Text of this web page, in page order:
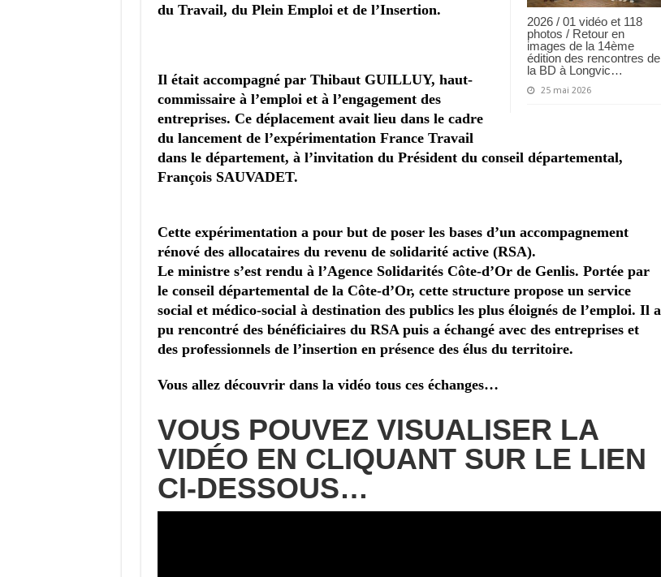
2026 / 01 vidéo et 118
photos / Retour en
images de la 14ème
édition des rencontres de
la BD à Longvic…
25 mai 2026
du Travail, du Plein Emploi et de l’Insertion.
Il était accompagné par Thibaut GUILLUY, haut-
commissaire à l’emploi et à l’engagement des
entreprises. Ce déplacement avait lieu dans le cadre
du lancement de l’expérimentation France Travail
dans le département, à l’invitation du Président du conseil départemental,
François SAUVADET.
Cette expérimentation a pour but de poser les bases d’un accompagnement
rénové des allocataires du revenu de solidarité active (RSA).
Le ministre s’est rendu à l’Agence Solidarités Côte-d’Or de Genlis. Portée par
le conseil départemental de la Côte-d’Or, cette structure propose un service
social et médico-social à destination des publics les plus éloignés de l’emploi. Il a
pu rencontré des bénéficiaires du RSA puis a échangé avec des entreprises et
des professionnels de l’insertion en présence des élus du territoire.
Vous allez découvrir dans la vidéo tous ces échanges…
VOUS POUVEZ VISUALISER LA
VIDÉO EN CLIQUANT SUR LE LIEN
CI-DESSOUS…